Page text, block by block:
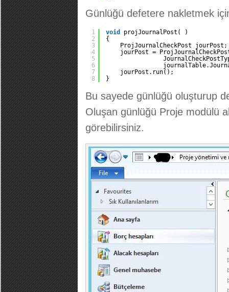
Günlüğü defetere nakletmek
1
2
3
4
5
6
7
8
void
projJournalPost( )
{
ProjJournalCheckPost jourPost;
jourPost =
jourPost.run();
}
Bu sayede günlüğü oluşturup
Oluşan günlüğü Proje modülü
görebilirsiniz.